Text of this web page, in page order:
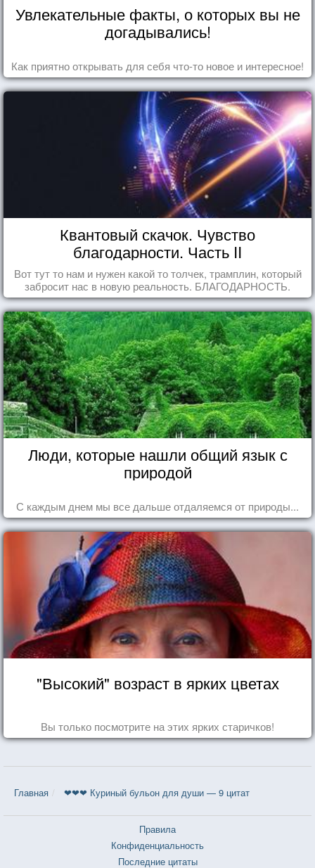
Увлекательные факты, о которых вы не
догадывались!
Как приятно открывать для себя что-то новое и интересное!
Квантовый скачок. Чувство
благодарности. Часть II
Вот тут то нам и нужен какой то толчек, трамплин, который
забросит нас в новую реальность. БЛАГОДАРНОСТЬ.
Люди, которые нашли общий язык с
природой
С каждым днем мы все дальше отдаляемся от природы...
"Высокий" возраст в ярких цветах
Вы только посмотрите на этих ярких старичков!
Главная ❤❤❤ Куриный бульон для души — 9 цитат
Правила
Конфиденциальность
Последние цитаты